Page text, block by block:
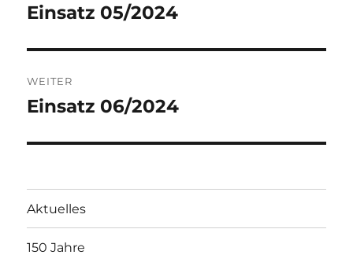
Vorheriger
Einsatz 05/2024
WEITER
Nächster
Einsatz 06/2024
Aktuelles
150 Jahre